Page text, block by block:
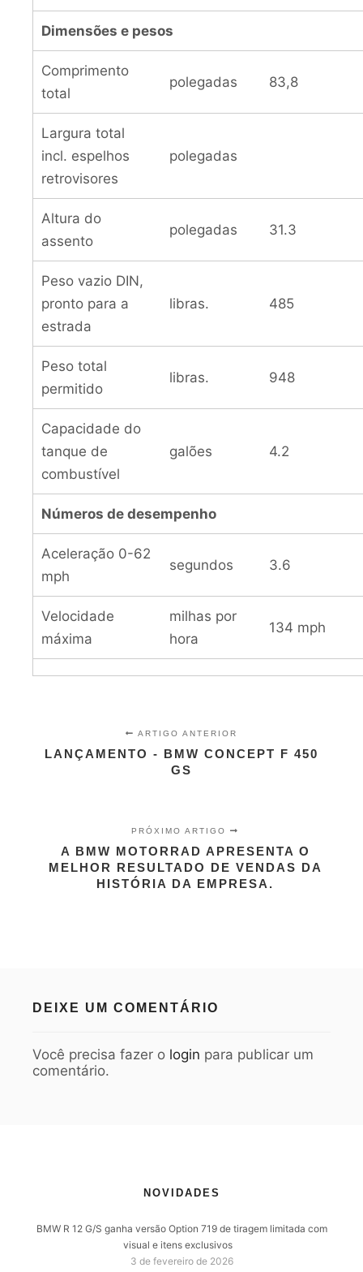
Dimensões e pesos
Comprimento
total
polegadas 83,8
Largura total
incl. espelhos
retrovisores
polegadas
Altura do
assento
polegadas 31.3
Peso vazio DIN,
pronto para a
estrada
libras. 485
Peso total
permitido
libras. 948
Capacidade do
tanque de
combustível
galões 4.2
Números de desempenho
Aceleração 0-62
mph
segundos 3.6
Velocidade
máxima
milhas por
hora
134 mph
ARTIGO ANTERIOR
LANÇAMENTO - BMW CONCEPT F 450
GS
PRÓXIMO ARTIGO
A BMW MOTORRAD APRESENTA O
MELHOR RESULTADO DE VENDAS DA
HISTÓRIA DA EMPRESA.
DEIXE UM COMENTÁRIO
Você precisa fazer o login para publicar um
comentário.
NOVIDADES
BMW R 12 G/S ganha versão Option 719 de tiragem limitada com
visual e itens exclusivos
3 de fevereiro de 2026